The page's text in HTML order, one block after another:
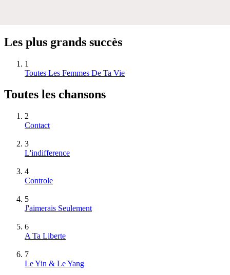
Les plus grands succès
1
Toutes Les Femmes De Ta Vie
Toutes les chansons
2
Contact
3
L'indifference
4
Controle
5
J'aimerais Seulement
6
A Ta Liberte
7
Le Yin & Le Yang